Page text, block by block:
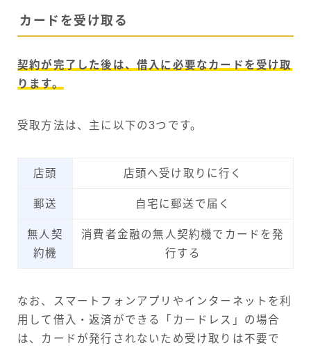
カードを受け取る
契約が完了した後は、借入に必要なカードを受け取
ります。
受取方法は、主に以下の3つです。
店頭 店頭へ受け取りに行く
郵送 自宅に郵送で届く
無人契
約機
消費者金融の無人契約機でカードを発
行する
なお、スマートフォンアプリやインターネットを利
用して借入・返済ができる「カードレス」の場合
は、カードが発行されないため受け取りは不要で